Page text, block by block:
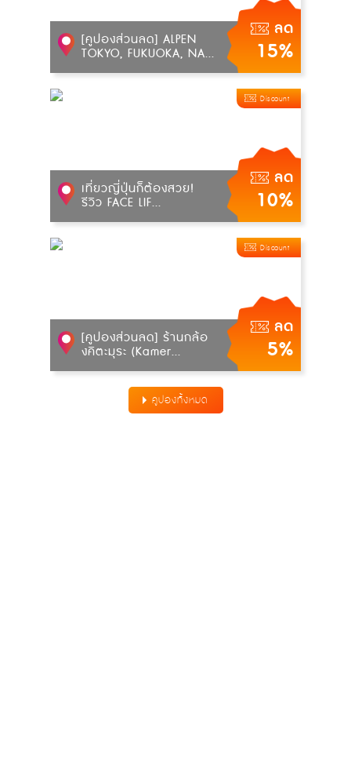
ลด
15%
[คูปองส่วนลด] ALPEN
TOKYO, FUKUOKA, NA...
ลด
10%
Discount
เที่ยวญี่ปุ่นก็ต้องสวย!
รีวิว FACE LIF...
ลด
5%
Discount
[คูปองส่วนลด] ร้านกล้อ
งคิตะมุระ (Kamer...
คูปองทั้งหมด